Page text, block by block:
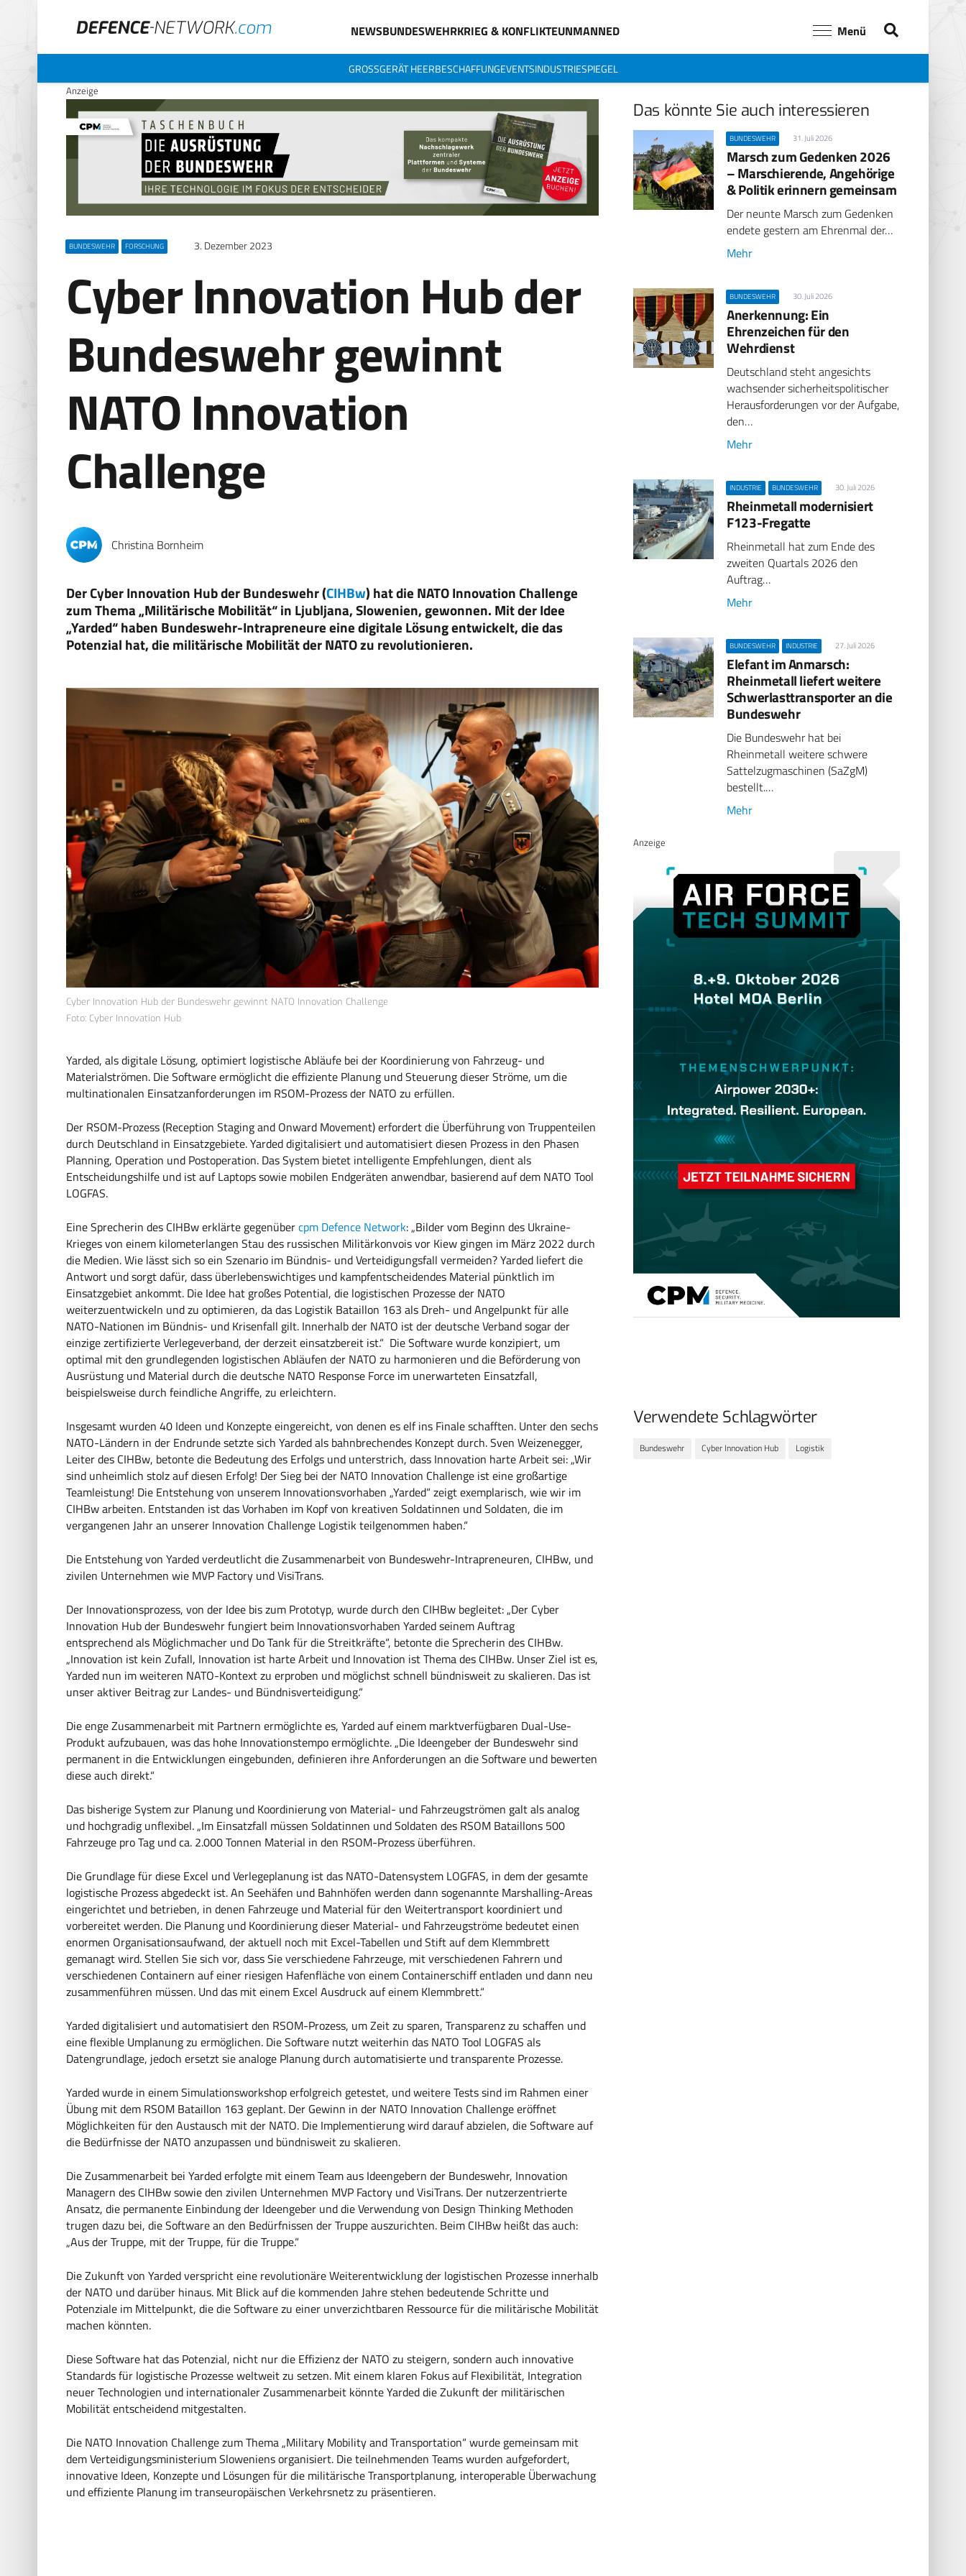
NEWSBUNDESWEHRKRIEG & KONFLIKTEUNMANNED Menü
GROSSGERÄT HEERBESCHAFFUNGEVENTSINDUSTRIESPIEGEL
Anzeige
BUNDESWEHR FORSCHUNG 3. Dezember 2023
Cyber Innovation Hub der
Bundeswehr gewinnt
NATO Innovation
Challenge
Christina Bornheim
Der Cyber Innovation Hub der Bundeswehr (CIHBw) hat die NATO Innovation Challenge
zum Thema „Militärische Mobilität“ in Ljubljana, Slowenien, gewonnen. Mit der Idee
„Yarded“ haben Bundeswehr-Intrapreneure eine digitale Lösung entwickelt, die das
Potenzial hat, die militärische Mobilität der NATO zu revolutionieren.
Cyber Innovation Hub der Bundeswehr gewinnt NATO Innovation Challenge
Foto: Cyber Innovation Hub
Yarded, als digitale Lösung, optimiert logistische Abläufe bei der Koordinierung von Fahrzeug- und
Materialströmen. Die Software ermöglicht die effiziente Planung und Steuerung dieser Ströme, um die
multinationalen Einsatzanforderungen im RSOM-Prozess der NATO zu erfüllen.
Der RSOM-Prozess (Reception Staging and Onward Movement) erfordert die Überführung von Truppenteilen
durch Deutschland in Einsatzgebiete. Yarded digitalisiert und automatisiert diesen Prozess in den Phasen
Planning, Operation und Postoperation. Das System bietet intelligente Empfehlungen, dient als
Entscheidungshilfe und ist auf Laptops sowie mobilen Endgeräten anwendbar, basierend auf dem NATO Tool
LOGFAS.
Eine Sprecherin des CIHBw erklärte gegenübercpm Defence Network: „Bilder vom Beginn des Ukraine-
Krieges von einem kilometerlangen Stau des russischen Militärkonvois vor Kiew gingen im März 2022 durch
die Medien. Wie lässt sich so ein Szenario im Bündnis- und Verteidigungsfall vermeiden? Yarded liefert die
Antwort und sorgt dafür, dass überlebenswichtiges und kampfentscheidendes Material pünktlich im
Einsatzgebiet ankommt. Die Idee hat großes Potential, die logistischen Prozesse der NATO
weiterzuentwickeln und zu optimieren, da das Logistik Bataillon 163 als Dreh- und Angelpunkt für alle
NATO-Nationen im Bündnis- und Krisenfall gilt. Innerhalb der NATO ist der deutsche Verband sogar der
einzige zertifizierte Verlegeverband, der derzeit einsatzbereit ist.“ Die Software wurde konzipiert, um
optimal mit den grundlegenden logistischen Abläufen der NATO zu harmonieren und die Beförderung von
Ausrüstung und Material durch die deutsche NATO Response Force im unerwarteten Einsatzfall,
beispielsweise durch feindliche Angriffe, zu erleichtern.
Insgesamt wurden 40 Ideen und Konzepte eingereicht, von denen es elf ins Finale schafften. Unter den sechs
NATO-Ländern in der Endrunde setzte sich Yarded als bahnbrechendes Konzept durch. Sven Weizenegger,
Leiter des CIHBw, betonte die Bedeutung des Erfolgs und unterstrich, dass Innovation harte Arbeit sei: „Wir
sind unheimlich stolz auf diesen Erfolg! Der Sieg bei der NATO Innovation Challenge ist eine großartige
Teamleistung! Die Entstehung von unserem Innovationsvorhaben „Yarded“ zeigt exemplarisch, wie wir im
CIHBw arbeiten. Entstanden ist das Vorhaben im Kopf von kreativen Soldatinnen und Soldaten, die im
vergangenen Jahr an unserer Innovation Challenge Logistik teilgenommen haben.“
Die Entstehung von Yarded verdeutlicht die Zusammenarbeit von Bundeswehr-Intrapreneuren, CIHBw, und
zivilen Unternehmen wie MVP Factory und VisiTrans.
Der Innovationsprozess, von der Idee bis zum Prototyp, wurde durch den CIHBw begleitet: „Der Cyber
Innovation Hub der Bundeswehr fungiert beim Innovationsvorhaben Yarded seinem Auftrag
entsprechend als Möglichmacher und Do Tank für die Streitkräfte“, betonte die Sprecherin des CIHBw.
„Innovation ist kein Zufall, Innovation ist harte Arbeit und Innovation ist Thema des CIHBw. Unser Ziel ist es,
Yarded nun im weiteren NATO-Kontext zu erproben und möglichst schnell bündnisweit zu skalieren. Das ist
unser aktiver Beitrag zur Landes- und Bündnisverteidigung.“
Die enge Zusammenarbeit mit Partnern ermöglichte es, Yarded auf einem marktverfügbaren Dual-Use-
Produkt aufzubauen, was das hohe Innovationstempo ermöglichte. „Die Ideengeber der Bundeswehr sind
permanent in die Entwicklungen eingebunden, definieren ihre Anforderungen an die Software und bewerten
diese auch direkt.“
Das bisherige System zur Planung und Koordinierung von Material- und Fahrzeugströmen galt als analog
und hochgradig unflexibel. „Im Einsatzfall müssen Soldatinnen und Soldaten des RSOM Bataillons 500
Fahrzeuge pro Tag und ca. 2.000 Tonnen Material in den RSOM-Prozess überführen.
Die Grundlage für diese Excel und Verlegeplanung ist das NATO-Datensystem LOGFAS, in dem der gesamte
logistische Prozess abgedeckt ist. An Seehäfen und Bahnhöfen werden dann sogenannte Marshalling-Areas
eingerichtet und betrieben, in denen Fahrzeuge und Material für den Weitertransport koordiniert und
vorbereitet werden. Die Planung und Koordinierung dieser Material- und Fahrzeugströme bedeutet einen
enormen Organisationsaufwand, der aktuell noch mit Excel-Tabellen und Stift auf dem Klemmbrett
gemanagt wird. Stellen Sie sich vor, dass Sie verschiedene Fahrzeuge, mit verschiedenen Fahrern und
verschiedenen Containern auf einer riesigen Hafenfläche von einem Containerschiff entladen und dann neu
zusammenführen müssen. Und das mit einem Excel Ausdruck auf einem Klemmbrett.“
Yarded digitalisiert und automatisiert den RSOM-Prozess, um Zeit zu sparen, Transparenz zu schaffen und
eine flexible Umplanung zu ermöglichen. Die Software nutzt weiterhin das NATO Tool LOGFAS als
Datengrundlage, jedoch ersetzt sie analoge Planung durch automatisierte und transparente Prozesse.
Yarded wurde in einem Simulationsworkshop erfolgreich getestet, und weitere Tests sind im Rahmen einer
Übung mit dem RSOM Bataillon 163 geplant. Der Gewinn in der NATO Innovation Challenge eröffnet
Möglichkeiten für den Austausch mit der NATO. Die Implementierung wird darauf abzielen, die Software auf
die Bedürfnisse der NATO anzupassen und bündnisweit zu skalieren.
Die Zusammenarbeit bei Yarded erfolgte mit einem Team aus Ideengebern der Bundeswehr, Innovation
Managern des CIHBw sowie den zivilen Unternehmen MVP Factory und VisiTrans. Der nutzerzentrierte
Ansatz, die permanente Einbindung der Ideengeber und die Verwendung von Design Thinking Methoden
trugen dazu bei, die Software an den Bedürfnissen der Truppe auszurichten. Beim CIHBw heißt das auch:
„Aus der Truppe, mit der Truppe, für die Truppe.“
Die Zukunft von Yarded verspricht eine revolutionäre Weiterentwicklung der logistischen Prozesse innerhalb
der NATO und darüber hinaus. Mit Blick auf die kommenden Jahre stehen bedeutende Schritte und
Potenziale im Mittelpunkt, die die Software zu einer unverzichtbaren Ressource für die militärische Mobilität
machen könnten.
Diese Software hat das Potenzial, nicht nur die Effizienz der NATO zu steigern, sondern auch innovative
Standards für logistische Prozesse weltweit zu setzen. Mit einem klaren Fokus auf Flexibilität, Integration
neuer Technologien und internationaler Zusammenarbeit könnte Yarded die Zukunft der militärischen
Mobilität entscheidend mitgestalten.
Die NATO Innovation Challenge zum Thema „Military Mobility and Transportation“ wurde gemeinsam mit
dem Verteidigungsministerium Sloweniens organisiert. Die teilnehmenden Teams wurden aufgefordert,
innovative Ideen, Konzepte und Lösungen für die militärische Transportplanung, interoperable Überwachung
und effiziente Planung im transeuropäischen Verkehrsnetz zu präsentieren.
Das könnte Sie auch interessieren
BUNDESWEHR 31. Juli 2026
Marsch zum Gedenken 2026
– Marschierende, Angehörige
& Politik erinnern gemeinsam
Der neunte Marsch zum Gedenken
endete gestern am Ehrenmal der…
Mehr
BUNDESWEHR 30. Juli 2026
Anerkennung: Ein
Ehrenzeichen für den
Wehrdienst
Deutschland steht angesichts
wachsender sicherheitspolitischer
Herausforderungen vor der Aufgabe,
den…
Mehr
INDUSTRIE BUNDESWEHR 30. Juli 2026
Rheinmetall modernisiert
F123-Fregatte
Rheinmetall hat zum Ende des
zweiten Quartals 2026 den
Auftrag…
Mehr
BUNDESWEHR INDUSTRIE 27. Juli 2026
Elefant im Anmarsch:
Rheinmetall liefert weitere
Schwerlasttransporter an die
Bundeswehr
Die Bundeswehr hat bei
Rheinmetall weitere schwere
Sattelzugmaschinen (SaZgM)
bestellt.…
Mehr
Anzeige
Verwendete Schlagwörter
Bundeswehr Cyber Innovation Hub Logistik